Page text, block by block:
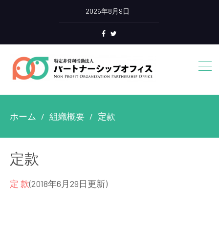
2026年8月9日
ホーム 組織概要 定款
定款
定 款(2018年6月29日更新)